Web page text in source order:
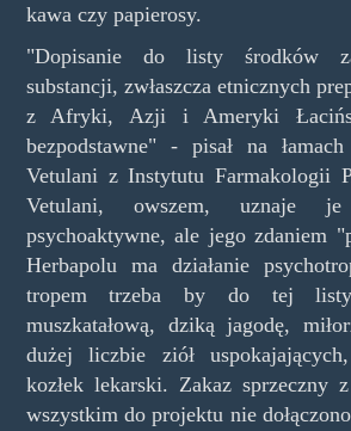
kawa czy papierosy.
"Dopisanie do listy środków
substancji, zwłaszcza etnicznych
z Afryki, Azji i Ameryki
bezpodstawne" - pisał na
Vetulani z Instytutu Farmakologii
Vetulani, owszem, uznaje
psychoaktywne, ale jego zdaniem
Herbapolu ma działanie
tropem trzeba by do tej listy
muszkatałową, dziką jagodę,
dużej liczbie ziół
kozłek lekarski. Zakaz sprzeczny
wszystkim do projektu nie